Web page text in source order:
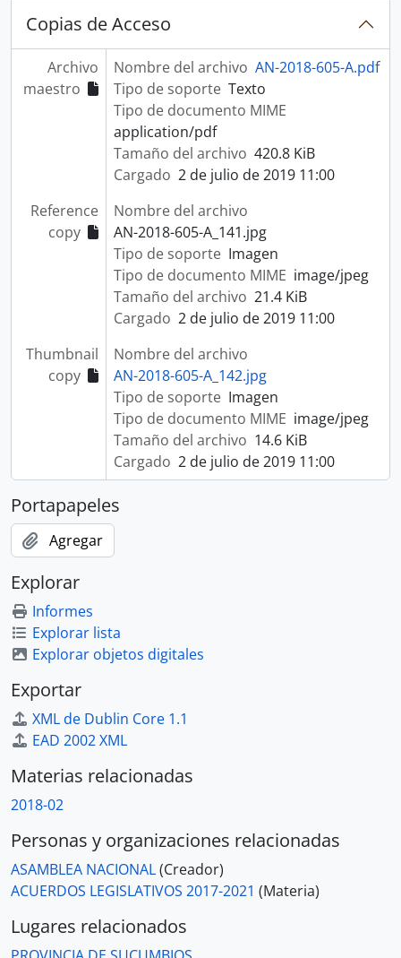
Copias de Acceso
Archivo
maestro
Nombre del archivo AN-2018-605-A.pdf
Tipo de soporte Texto
Tipo de documento MIME
application/pdf
Tamaño del archivo 420.8 KiB
Cargado 2 de julio de 2019 11:00
Reference
copy
Nombre del archivo
AN-2018-605-A_141.jpg
Tipo de soporte Imagen
Tipo de documento MIME image/jpeg
Tamaño del archivo 21.4 KiB
Cargado 2 de julio de 2019 11:00
Thumbnail
copy
Nombre del archivo
AN-2018-605-A_142.jpg
Tipo de soporte Imagen
Tipo de documento MIME image/jpeg
Tamaño del archivo 14.6 KiB
Cargado 2 de julio de 2019 11:00
Portapapeles
Agregar
Explorar
Informes
Explorar lista
Explorar objetos digitales
Exportar
XML de Dublin Core 1.1
EAD 2002 XML
Materias relacionadas
2018-02
Personas y organizaciones relacionadas
ASAMBLEA NACIONAL(Creador)
ACUERDOS LEGISLATIVOS 2017-2021 (Materia)
Lugares relacionados